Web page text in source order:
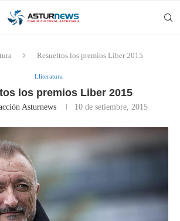
Resueltos los premios Liber 2015
Lliteratura
los premios Liber 2015
Asturnews 10 de setiembre, 2015